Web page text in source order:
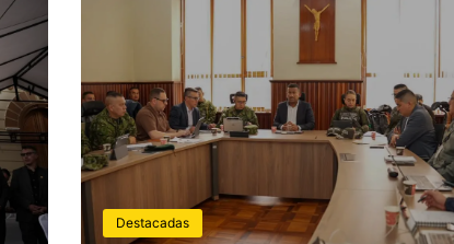
Destacadas